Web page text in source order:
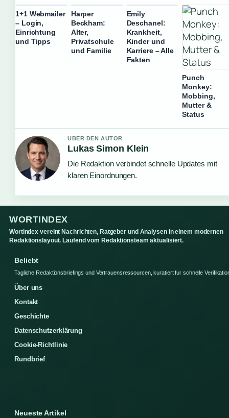
1+1 Webmailer
– Login,
Einrichtung
und Tipps
Harper
Beckham:
Alter,
Privatschule
und Familie
Emily
Deschanel:
Krankheit,
Kinder und
Karriere – Alle
Fakten
Punch
Monkey:
Mobbing,
Mutter &
Status
UBER DEN AUTOR
Lukas Simon Klein
Die Redaktion verbindet schnelle Updates mit
klaren Einordnungen.
WORTINDEX
Wortindex vereint Nachrichten, Ratgeber und Analysen in einem modernen
Redaktionslayout. Laufend vom Redaktionsteam aktualisiert.
Beliebt
Tagliche Redaktionsbriefings und Vertrauensressourcen, kuratiert fur schnelle
Über uns
Kontakt
Geschichte
Datenschutzerklärung
Cookie-Richtlinie
Rundbrief
Neueste Artikel